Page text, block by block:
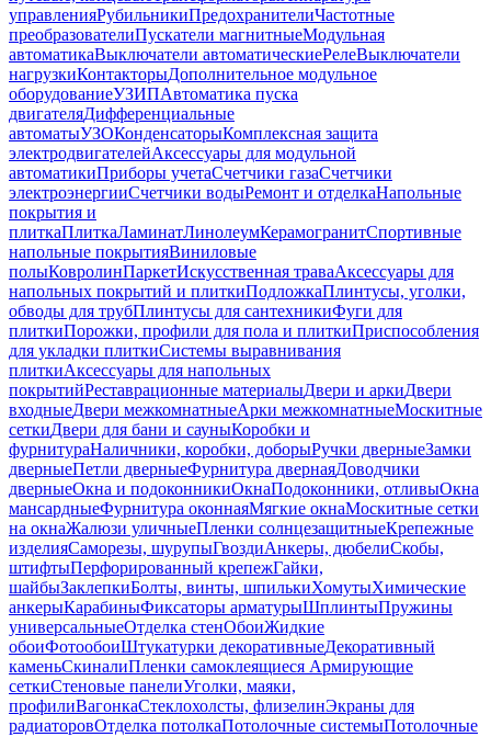
управленияРубильникиПредохранителиЧастотные
преобразователиПускатели магнитныеМодульная
автоматикаВыключатели автоматическиеРелеВыключатели
нагрузкиКонтакторыДополнительное модульное
оборудованиеУЗИПАвтоматика пуска
двигателяДифференциальные
автоматыУЗОКонденсаторыКомплексная защита
электродвигателейАксессуары для модульной
автоматикиПриборы учетаСчетчики газаСчетчики
электроэнергииСчетчики водыРемонт и отделкаНапольные
покрытия и
плиткаПлиткаЛаминатЛинолеумКерамогранитСпортивные
напольные покрытияВиниловые
полыКовролинПаркетИскусственная траваАксессуары для
напольных покрытий и плиткиПодложкаПлинтусы, уголки,
обводы для трубПлинтусы для сантехникиФуги для
плиткиПорожки, профили для пола и плиткиПриспособления
для укладки плиткиСистемы выравнивания
плиткиАксессуары для напольных
покрытийРеставрационные материалыДвери и аркиДвери
входныеДвери межкомнатныеАрки межкомнатныеМоскитные
сеткиДвери для бани и сауныКоробки и
фурнитураНаличники, коробки, доборыРучки дверныеЗамки
дверныеПетли дверныеФурнитура двернаяДоводчики
дверныеОкна и подоконникиОкнаПодоконники, отливыОкна
мансардныеФурнитура оконнаяМягкие окнаМоскитные сетки
на окнаЖалюзи уличныеПленки солнцезащитныеКрепежные
изделияСаморезы, шурупыГвоздиАнкеры, дюбелиСкобы,
штифтыПерфорированный крепежГайки,
шайбыЗаклепкиБолты, винты, шпилькиХомутыХимические
анкерыКарабиныФиксаторы арматурыШплинтыПружины
универсальныеОтделка стенОбоиЖидкие
обоиФотообоиШтукатурки декоративныеДекоративный
каменьСкиналиПленки самоклеящиеся Армирующие
сеткиСтеновые панелиУголки, маяки,
профилиВагонкаСтеклохолсты, флизелинЭкраны для
радиаторовОтделка потолкаПотолочные системыПотолочные